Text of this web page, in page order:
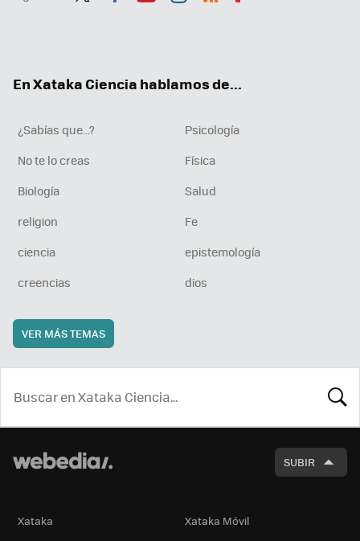
En Xataka Ciencia hablamos de...
¿Sabías que...?
Psicología
No te lo creas
Física
Biología
Salud
religion
Fe
ciencia
epistemología
creencias
dios
VER MÁS TEMAS
SUBIR
Xataka
Xataka Móvil